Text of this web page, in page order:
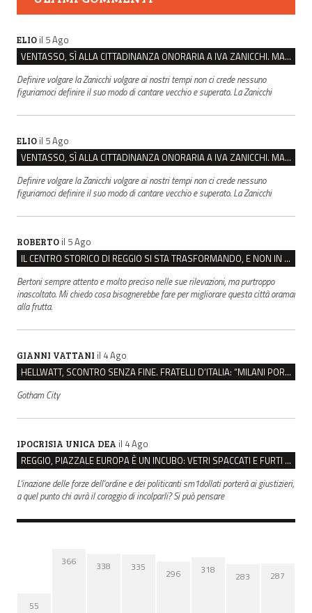
ELIO il 5 Ago
VENTASSO, SÌ ALLA CITTADINANZA ONORARIA A IVA ZANICCHI. MA BARGIACCHI: “È DI PESSIMO GUSTO”
Definire volgare la Zanicchi volgare ai nostri tempi non ci crede nessuno
figuriamoci definire il suo modo di cantare vecchio e superato. La Zanicchi
ELIO il 5 Ago
VENTASSO, SÌ ALLA CITTADINANZA ONORARIA A IVA ZANICCHI. MA BARGIACCHI: “È DI PESSIMO GUSTO”
Definire volgare la Zanicchi volgare ai nostri tempi non ci crede nessuno
figuriamoci definire il suo modo di cantare vecchio e superato. La Zanicchi
ROBERTO il 5 Ago
IL CENTRO STORICO DI REGGIO SI STA TRASFORMANDO, E NON IN MEGLIO
Bertoni sempre attento e molto preciso nelle sue rilevazioni, ma purtroppo
inascoltato. Mi chiedo cosa bisognerebbe fare per migliorare questa città oramai
alla frutta.
GIANNI VATTANI il 4 Ago
HELLWATT, SCONTRO SENZA FINE. FRATELLI D’ITALIA: “MILANI PORTA DOCUMENTI, DE FRANCO INSULTI”
Gotham City
IPOCRISIA UNICA DEA il 4 Ago
REGGIO, PIAZZALE EUROPA È UN INCUBO: VETRI SPACCATI E FURTI SULLE AUTO IN SOSTA
L'inazione delle forze dell'ordine e dei politicanti sm1dollati porterà ai giustizieri,
a quel punto chi avrà il coraggio di incolparli? Si può pensare
55
366 338 335
296 318 283 287